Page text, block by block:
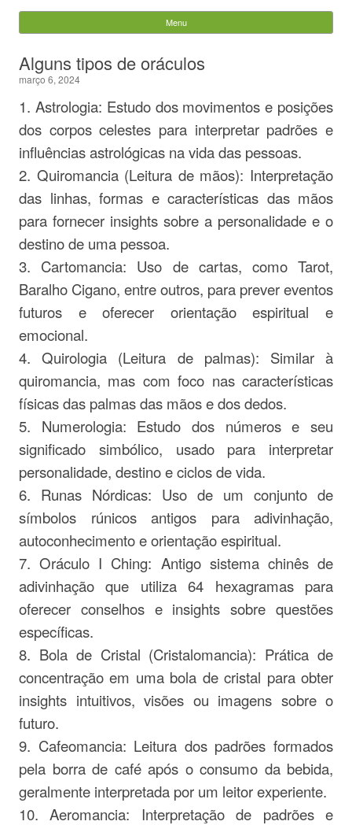
Evandro Legramonte
por:
Menu
Alguns tipos de oráculos
março 6, 2024
1. Astrologia: Estudo dos movimentos e posições
dos corpos celestes para interpretar padrões e
influências astrológicas na vida das pessoas.
2. Quiromancia (Leitura de mãos): Interpretação
das linhas, formas e características das mãos
para fornecer insights sobre a personalidade e o
destino de uma pessoa.
3. Cartomancia: Uso de cartas, como Tarot,
Baralho Cigano, entre outros, para prever eventos
futuros e oferecer orientação espiritual e
emocional.
4. Quirologia (Leitura de palmas): Similar à
quiromancia, mas com foco nas características
físicas das palmas das mãos e dos dedos.
5. Numerologia: Estudo dos números e seu
significado simbólico, usado para interpretar
personalidade, destino e ciclos de vida.
6. Runas Nórdicas: Uso de um conjunto de
símbolos rúnicos antigos para adivinhação,
autoconhecimento e orientação espiritual.
7. Oráculo I Ching: Antigo sistema chinês de
adivinhação que utiliza 64 hexagramas para
oferecer conselhos e insights sobre questões
específicas.
8. Bola de Cristal (Cristalomancia): Prática de
concentração em uma bola de cristal para obter
insights intuitivos, visões ou imagens sobre o
futuro.
9. Cafeomancia: Leitura dos padrões formados
pela borra de café após o consumo da bebida,
geralmente interpretada por um leitor experiente.
10. Aeromancia: Interpretação de padrões e